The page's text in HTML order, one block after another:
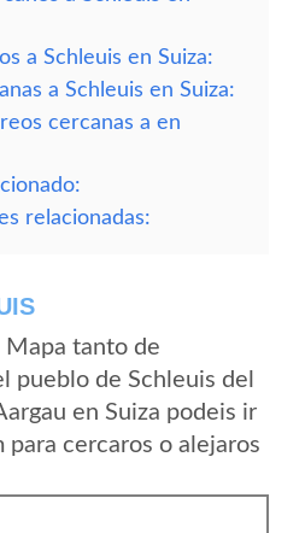
a Schleuis en Suiza:
a Schleuis en Suiza:
cercanas a en
relacionadas:
Mapa tanto de
pueblo de Schleuis del
en Suiza podeis ir
para cercaros o alejaros